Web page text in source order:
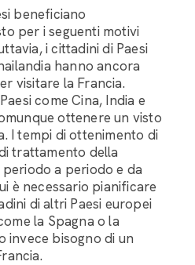
beneficiano
per i seguenti motivi
i cittadini di Paesi
hanno ancora
visitare la Francia.
come Cina, India e
ottenere un visto
I tempi di ottenimento di
trattamento della
a periodo e da
è necessario pianificare
di altri Paesi europei
la Spagna o la
invece bisogno di un